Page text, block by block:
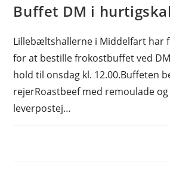
Buffet DM i
Lillebæltshallerne i Middelfart har
for at bestille frokostbuffet ved
hold til onsdag kl. 12.00.Buffeten
rejerRoastbeef med remoulade
leverpostej…